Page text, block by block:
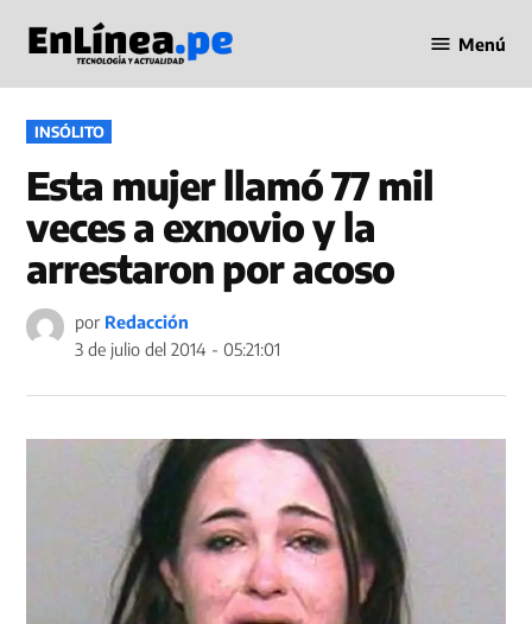
contenido
en Línea
Menú
PUBLICADO
EN
INSÓLITO
Esta mujer llamó 77 mil
veces a exnovio y la
arrestaron por acoso
por Redacción
3 de julio del 2014 - 05:21:01